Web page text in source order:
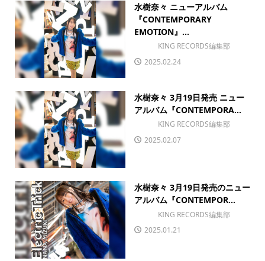
水樹奈々 ニューアルバム
『CONTEMPORARY
EMOTION』...
KING RECORDS編集部
2025.02.24
水樹奈々 3月19日発売 ニュー
アルバム『CONTEMPORA...
KING RECORDS編集部
2025.02.07
水樹奈々 3月19日発売のニュー
アルバム『CONTEMPOR...
KING RECORDS編集部
2025.01.21